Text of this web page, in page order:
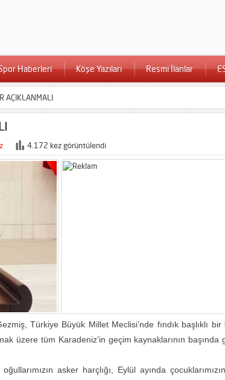
Haberleri Köşe Yazıları Resmi İlanlar
AÇIKLANMALI
4.172 kez görüntülendi
Türkiye Büyük Millet Meclisi’nde fındık başlıklı bir
üzere tüm Karadeniz’in geçim kaynaklarının başında
asker harçlığı, Eylül ayında